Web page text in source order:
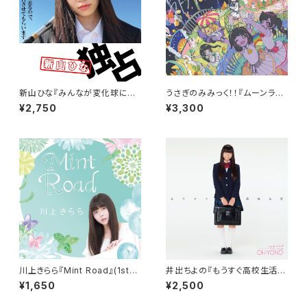
新山ひな『みんなが変化球に走
るので、私、アイドルを独占させ
てもらいます。』(1stAlbum)
¥2,750
うさぎのみみっく！！『ムーンライ
トストリート』（1stAlbum）
¥3,300
川上きらら『Mint Road』(1stSi
ngle)
¥1,650
井出ちよの『もうすぐ高校生活』
（1stAlbum）
¥2,500